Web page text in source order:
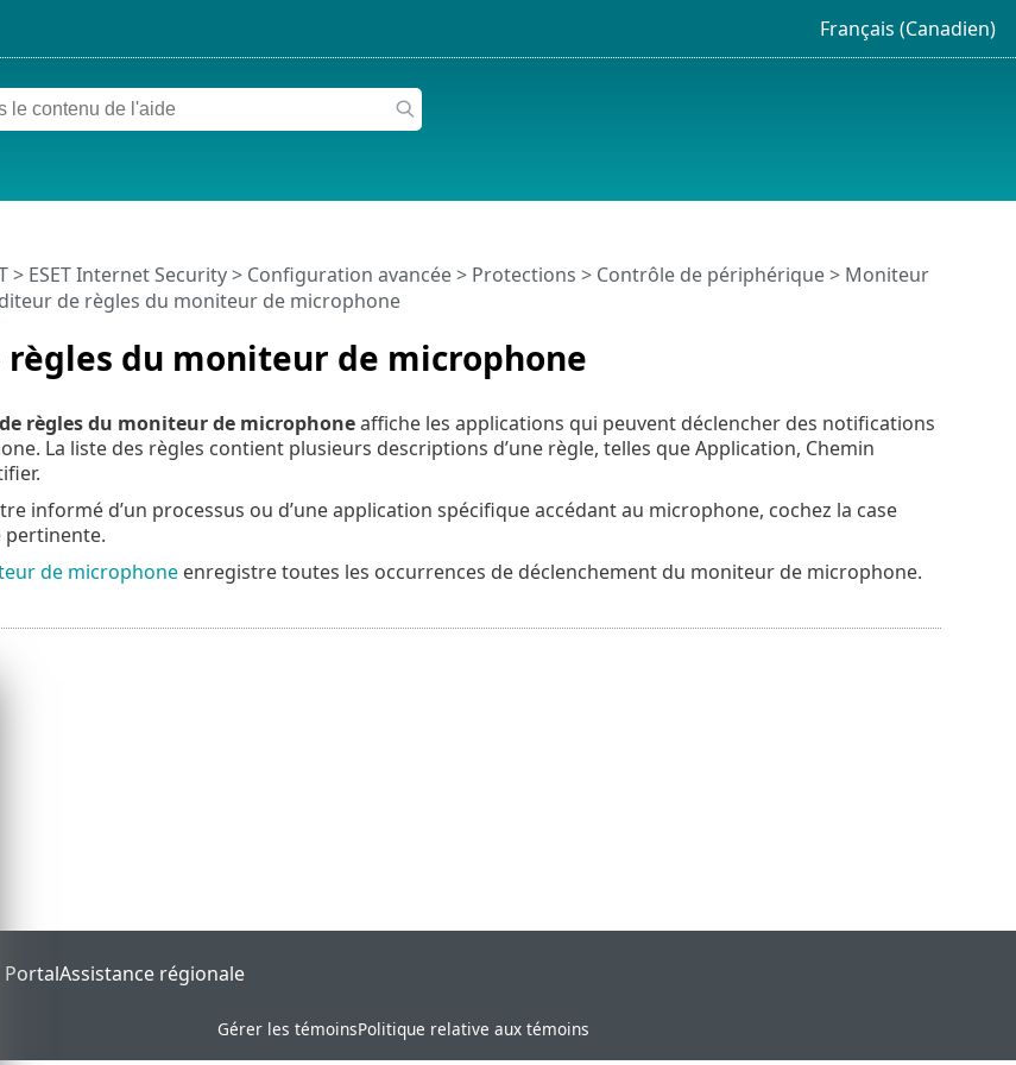
Français (Canadien)
règles du moniteur de microphone
> ESET Internet Security> Configuration avancée> Protections > Contrôle de périphérique> Moniteur
de règles du moniteur de microphone
règles du moniteur de microphoneaffiche les applications qui peuvent déclencher des notifications
La liste des règles contient plusieurs descriptions d’une règle, telles que Application, Chemin
informé d’un processus ou d’une application spécifique accédant au microphone, cochez la case
de microphoneenregistre toutes les occurrences de déclenchement du moniteur de microphone.
PortalAssistance régionale
Gérer les témoinsPolitique relative aux témoins